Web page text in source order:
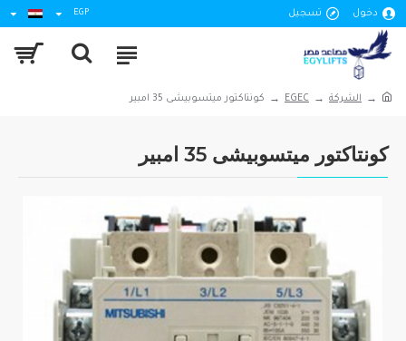
دخول تسجيل EGP
الشركة EGEC كونتاكتور ميتسوبيشى 35 امبير
كونتاكتور ميتسوبيشى 35 امبير